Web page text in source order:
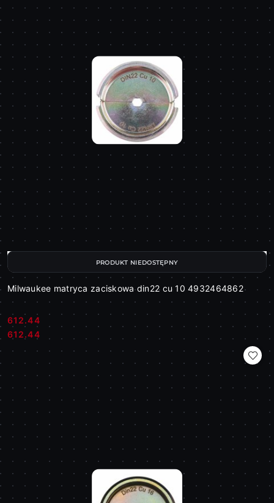
Milwaukee matryca zaciskowa din22 cu 10 4932464862
Cena:
612.44
Cena:
612.44
PRODUKT NIEDOSTĘPNY